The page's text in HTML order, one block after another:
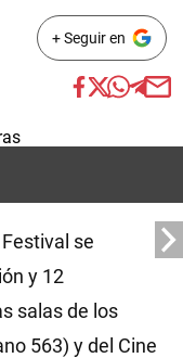
+ Seguir en
se
y 12
salas de los
563) y del Cine